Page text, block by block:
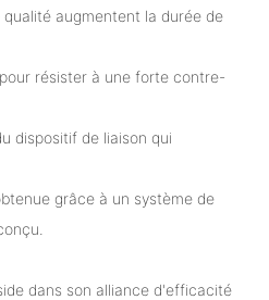
augmentent la durée de
résister à une forte contre-
dispositif de liaison qui
grâce à un système de
dans son alliance d'efficacité